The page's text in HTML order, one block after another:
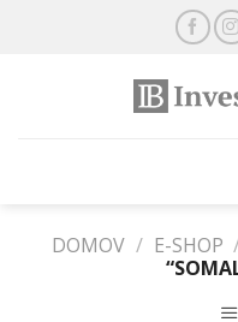
DOMOV / E-SHOP